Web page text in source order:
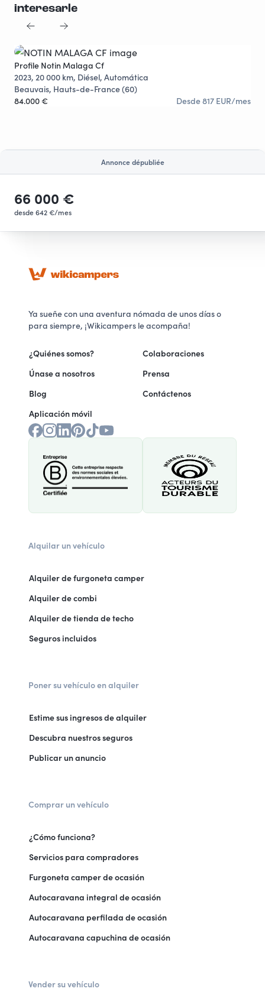
interesarle
Profile Notin Malaga Cf
2023, 20 000 km, Diésel, Automática
Beauvais, Hauts-de-France (60)
84.000 €
Desde 817 EUR/mes
Annonce dépubliée
66 000 €
desde 642 €/mes
Ya sueñe con una aventura nómada de unos días o
para siempre, ¡Wikicampers le acompaña!
¿Quiénes somos?
Únase a nosotros
Blog
Aplicación móvil
Colaboraciones
Prensa
Contáctenos
Alquilar un vehículo
Alquiler de furgoneta camper
Alquiler de combi
Alquiler de tienda de techo
Seguros incluidos
Poner su vehículo en alquiler
Estime sus ingresos de alquiler
Descubra nuestros seguros
Publicar un anuncio
Comprar un vehículo
¿Cómo funciona?
Servicios para compradores
Furgoneta camper de ocasión
Autocaravana integral de ocasión
Autocaravana perfilada de ocasión
Autocaravana capuchina de ocasión
Vender su vehículo